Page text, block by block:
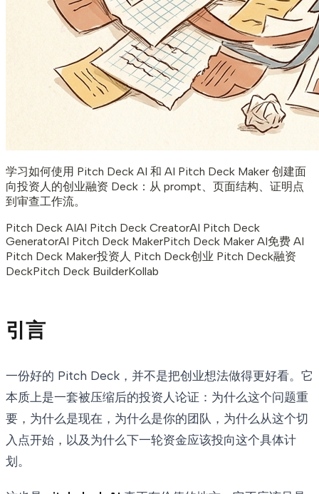
学习如何使用 Pitch Deck AI 和 AI Pitch Deck Maker 创建面
向投资人的创业融资 Deck：从 prompt、页面结构、证明点
到审查工作流。
Pitch Deck AIAI Pitch Deck CreatorAI Pitch Deck
GeneratorAI Pitch Deck MakerPitch Deck Maker AI免费 AI
Pitch Deck Maker投资人 Pitch Deck创业 Pitch Deck融资
DeckPitch Deck BuilderKollab
引言
一份好的 Pitch Deck，并不是把创业想法做得更好看。它
本质上是一套被压缩后的投资人论证：为什么这个问题重
要，为什么是现在，为什么是你的团队，为什么从这个切
入点开始，以及为什么下一轮资金应该投向这个具体计
划。